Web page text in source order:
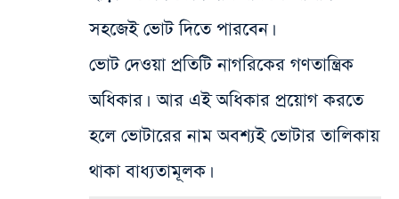
সহজেই ভোট দিতে পারবেন।
ভোট দেওয়া প্রতিটি নাগরিকের গণতান্ত্রিক
অধিকার। আর এই অধিকার প্রয়োগ করতে
হলে ভোটারের নাম অবশ্যই ভোটার তালিকায়
থাকা বাধ্যতামূলক।